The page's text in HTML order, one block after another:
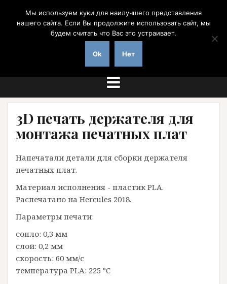
содержимому
на заказ с доставкой по России
3D печать держателя для
монтажа печатных плат
Напечатали детали для сборки держателя
печатных плат.
Материал исполнения - пластик PLA.
Распечатано на Hercules 2018.
Параметры печати:
сопло: 0,3 мм
слой: 0,2 мм
скорость: 60 мм/с
температура PLA: 225 °C
Мы используем куки для наилучшего представления
нашего сайта. Если Вы продолжите использовать сайт, мы
будем считать что Вас это устраивает.
Ok Нет